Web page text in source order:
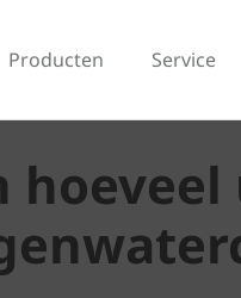
Producten Service